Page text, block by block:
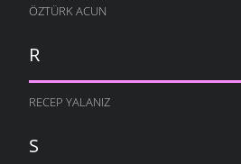
ÖZTÜRK ACUN
R
RECEP YALANIZ
S